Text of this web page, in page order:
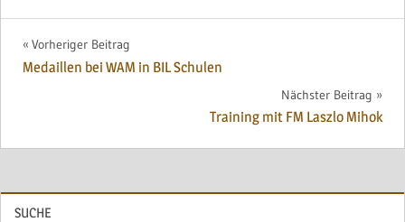
Beitragsnavigation
Vorheriger Beitrag
Medaillen bei WAM in BIL Schulen
Nächster Beitrag
Training mit FM Laszlo Mihok
SUCHE